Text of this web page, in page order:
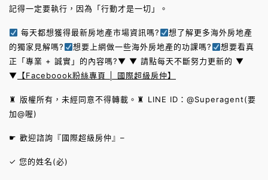
記得一定要執行，因為「行動才是一切」。
每天都想獲得最新房地產市場資訊嗎?
想了解更多海外房地產
的獨家見解嗎?
想要上網做一些海外房地產的功課嗎?
想要看真
正「專業 + 誠實」的內容嗎?▼ ▼ 請點每天不斷努力更新的 ▼
▼ 【Faceboook粉絲專頁 │ 國際超級房仲】
♜ 版權所有，未經同意不得轉載。♜ LINE ID：@Superagent(要
加@喔)
☛ 歡迎諮詢『國際超級房仲』–
✓ 您的姓名(必)